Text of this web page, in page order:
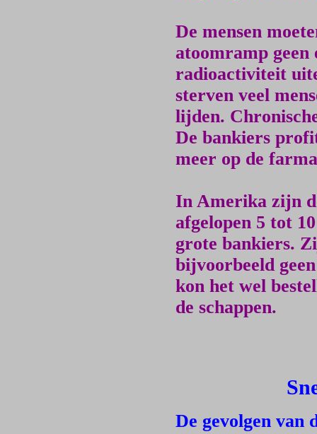
De mensen
atoomramp geen
radioactiviteit
sterven veel
lijden.
De bankiers
meer op de
In Amerika zijn
afgelopen 5 tot
grote bankiers.
bijvoorbeeld
kon het wel
de schappen.
De gevolgen van